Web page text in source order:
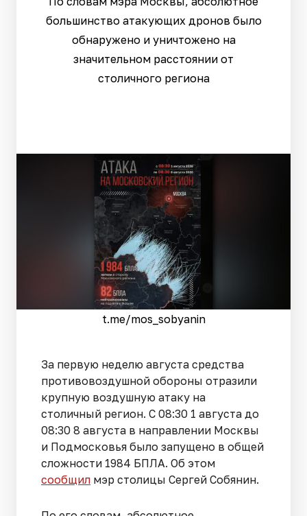
большинство атакующих дронов было
обнаружено и уничтожено на
значительном расстоянии от
столичного региона
t.me/mos_sobyanin
За первую неделю августа средства
противовоздушной обороны отразили
крупную воздушную атаку на
столичный регион. С 08:30 1 августа до
08:30 8 августа в направлении Москвы
и Подмосковья было запущено в общей
сложности 1984 БПЛА. Об этом
сообщил мэр столицы Сергей Собянин.